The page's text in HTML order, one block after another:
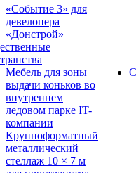
«Событие 3» для
девелопера
«Донстрой»
Мебель для зоны
выдачи коньков во
внутреннем
ледовом парке IT-
компании
Крупноформатный
металлический
стеллаж 10 × 7 м